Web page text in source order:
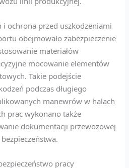
i ochrona przed uszkodzeniami
obejmowało zabezpieczenie
materiałów
mocowanie elementów
Takie podejście
podczas długiego
manewrów w halach
prac wykonano także
dokumentacji przewozowej
pracy